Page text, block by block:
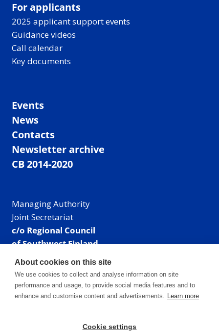
For applicants
2025 applicant support events
Guidance videos
Call calendar
Key documents
Events
News
Contacts
Newsletter archive
CB 2014-2020
Managing Authority
Joint Secretariat
c/o Regional Council
of Southwest Finland
Visiting address: Linnankatu 52 B, Turku, Finland
Mailing address:
P.O. Box 273,
20101 Turku, Finland
Phone: +358 40 550 8408
About cookies on this site
We use cookies to collect and analyse information on site
performance and usage, to provide social media features and to
enhance and customise content and advertisements. Learn more
Cookie settings